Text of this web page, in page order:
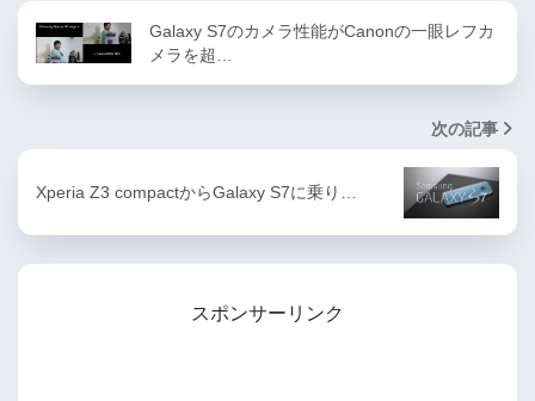
Galaxy S7のカメラ性能がCanonの一眼レフカ
メラを超…
次の記事
Xperia Z3 compactからGalaxy S7に乗り…
スポンサーリンク